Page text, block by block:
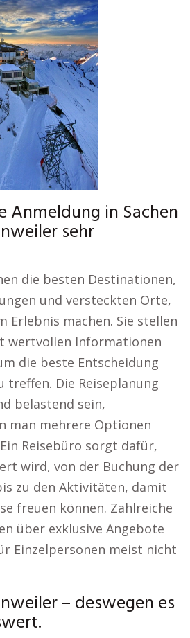
Anmeldung in Sachen
sehr
die besten Destinationen,
und versteckten Orte,
Erlebnis machen. Sie stellen
wertvollen Informationen
die beste Entscheidung
Die Reiseplanung
belastend sein,
man mehrere Optionen
Reisebüro sorgt dafür,
wird, von der Buchung der
zu den Aktivitäten, damit
freuen können. Zahlreiche
über exklusive Angebote
Einzelpersonen meist nicht
– deswegen es